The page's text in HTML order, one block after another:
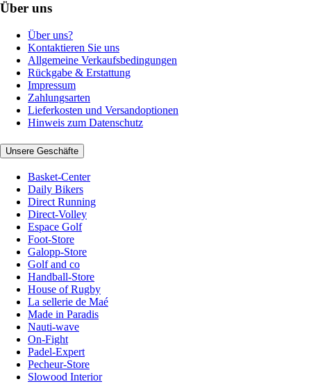
Über uns
Über uns?
Kontaktieren Sie uns
Allgemeine Verkaufsbedingungen
Rückgabe & Erstattung
Impressum
Zahlungsarten
Lieferkosten und Versandoptionen
Hinweis zum Datenschutz
Unsere Geschäfte
Basket-Center
Daily Bikers
Direct Running
Direct-Volley
Espace Golf
Foot-Store
Galopp-Store
Golf and co
Handball-Store
House of Rugby
La sellerie de Maé
Made in Paradis
Nauti-wave
On-Fight
Padel-Expert
Pecheur-Store
Slowood Interior